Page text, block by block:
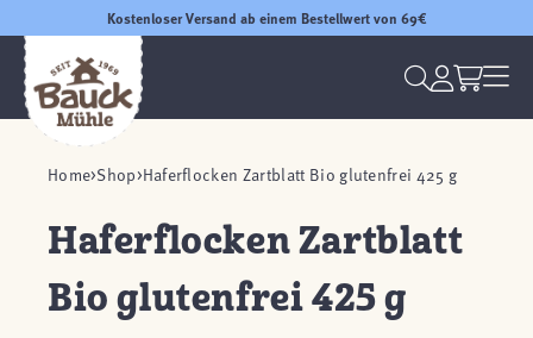
Kostenloser Versand ab einem Bestellwert von 69€
Home Shop Haferflocken Zartblatt Bio glutenfrei 425 g
Haferflocken Zartblatt
Bio glutenfrei 425 g